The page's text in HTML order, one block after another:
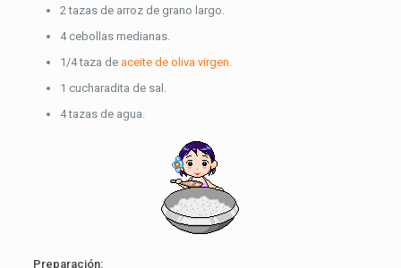
2 tazas de arroz de grano largo.
4 cebollas medianas.
1/4 taza de aceite de oliva virgen.
1 cucharadita de sal.
4 tazas de agua.
Preparación: